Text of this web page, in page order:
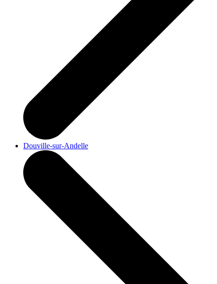
Douville-sur-Andelle